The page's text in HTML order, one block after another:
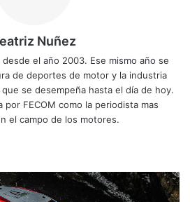
Nuñez
el año 2003. Ese mismo año se
de deportes de motor y la industria
se desempeña hasta el día de hoy.
por FECOM como la periodista mas
el campo de los motores.